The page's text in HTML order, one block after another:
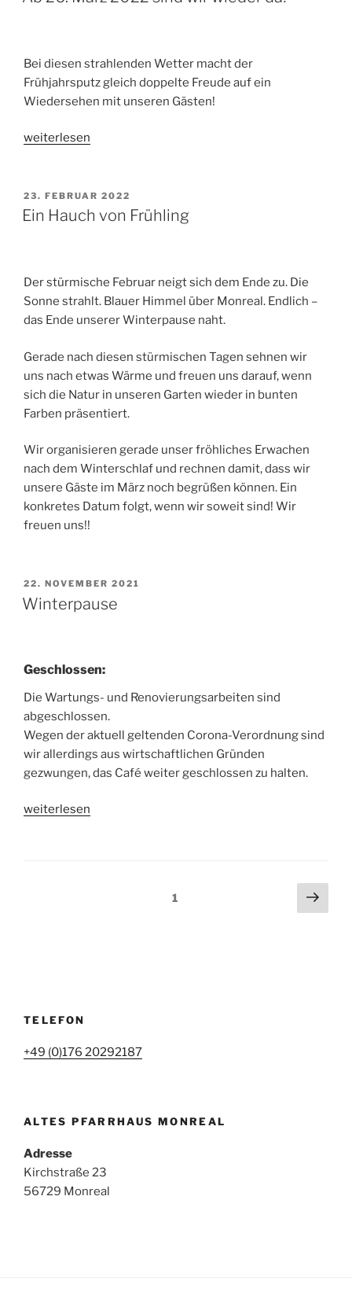
Bei diesen strahlenden Wetter macht der
Frühjahrsputz gleich doppelte Freude auf ein
Wiedersehen mit unseren Gästen!
„Ab
2022
sind
weiterlesen
VERÖFFENTLICHT
AM
23. FEBRUAR 2022
Ein Hauch von Frühling
Der stürmische Februar neigt sich dem Ende zu. Die
Sonne strahlt. Blauer Himmel über Monreal. Endlich –
das Ende unserer Winterpause naht.
Gerade nach diesen stürmischen Tagen sehnen wir
uns nach etwas Wärme und freuen uns darauf, wenn
sich die Natur in unseren Garten wieder in bunten
Farben präsentiert.
Wir organisieren gerade unser fröhliches Erwachen
nach dem Winterschlaf und rechnen damit, dass wir
unsere Gäste im März noch begrüßen können. Ein
konkretes Datum folgt, wenn wir soweit sind! Wir
freuen uns!!
VERÖFFENTLICHT
AM
22. NOVEMBER 2021
Winterpause
Geschlossen:
Die Wartungs- und Renovierungsarbeiten sind
abgeschlossen.
Wegen der aktuell geltenden Corona-Verordnung sind
wir allerdings aus wirtschaftlichen Gründen
gezwungen, das Café weiter geschlossen zu halten.
„Winterpause“
weiterlesen
Seitennummerierung
Seite1
TELEFON
+49 (0)176 20292187
ALTES PFARRHAUS MONREAL
Adresse
Kirchstraße 23
56729 Monreal